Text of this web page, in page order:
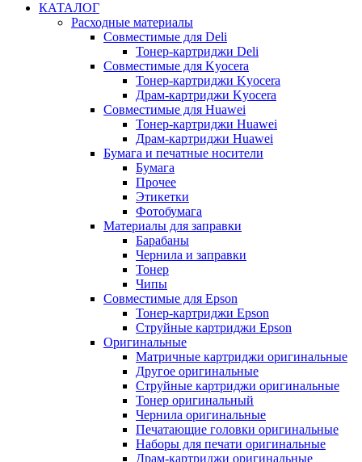
КАТАЛОГ
Расходные материалы
Совместимые для Deli
Тонер-картриджи Deli
Совместимые для Kyocera
Тонер-картриджи Kyocera
Драм-картриджи Kyocera
Совместимые для Huawei
Тонер-картриджи Huawei
Драм-картриджи Huawei
Бумага и печатные носители
Бумага
Прочее
Этикетки
Фотобумага
Материалы для заправки
Барабаны
Чернила и заправки
Тонер
Чипы
Совместимые для Epson
Тонер-картриджи Epson
Струйные картриджи Epson
Оригинальные
Матричные картриджи оригинальные
Другое оригинальные
Струйные картриджи оригинальные
Тонер оригинальный
Чернила оригинальные
Печатающие головки оригинальные
Наборы для печати оригинальные
Драм-картриджи оригинальные